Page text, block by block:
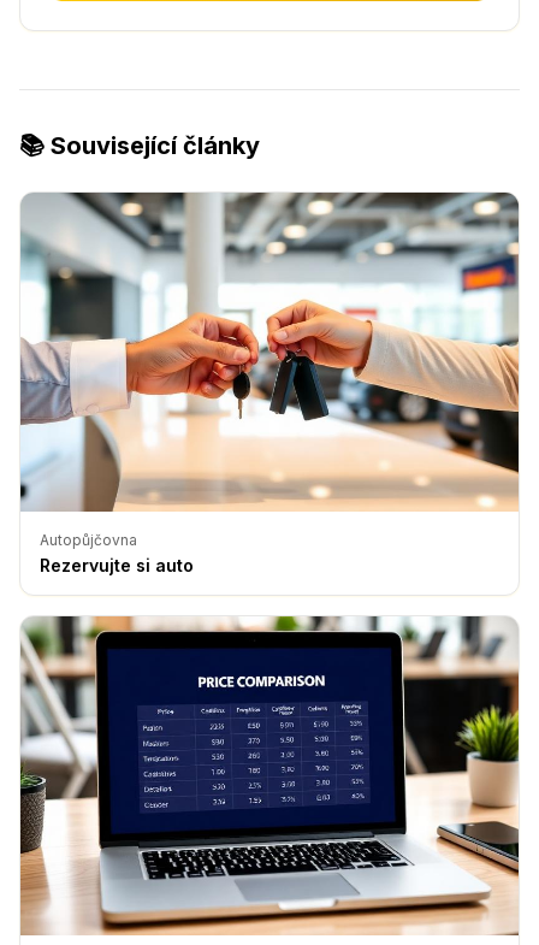
📚 Související články
Autopůjčovna
Rezervujte si auto